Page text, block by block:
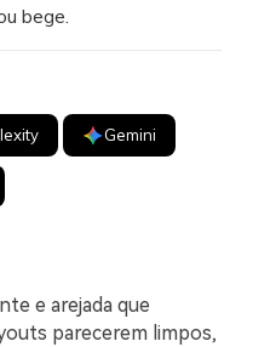
bege.
Gemini
e arejada que
parecerem limpos,